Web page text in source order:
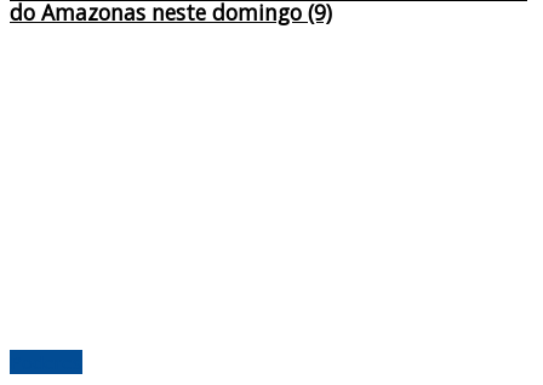
do Amazonas neste domingo (9)